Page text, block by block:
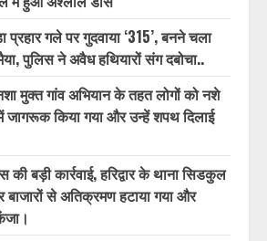
प्रहार गले पर गुदवाया ‘315’, बनने चला
पुलिस ने अवैध हथियारों संग दबोचा..
मुक्त गांव अभियान के तहत लोगों को नशे
जागरूक किया गया और उन्हें शपथ दिलाई
की बड़ी कार्रवाई, हरिद्वार के थाना सिडकुल
से अतिक्रमण हटाया गया और